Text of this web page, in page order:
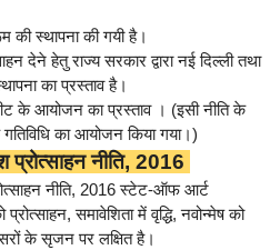
की स्थापना की गयी है।
देने हेतु राज्य सरकार द्वारा नई दिल्ली तथा
का प्रस्ताव है।
के आयोजन का प्रस्ताव । (इसी नीति के
का आयोजन किया गया।)
प्रोत्साहन नीति, 2016
नीति, 2016 स्टेट-ऑफ आर्ट
समावेशिता में वृद्धि, नवोन्मेष को
के सृजन पर लक्षित है।